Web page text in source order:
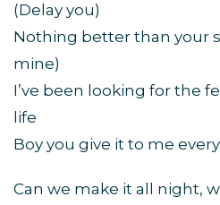
(Delay you)
Nothing better than your
mine)
I’ve been looking for the
life
Boy you give it to me
Can we make it all night,